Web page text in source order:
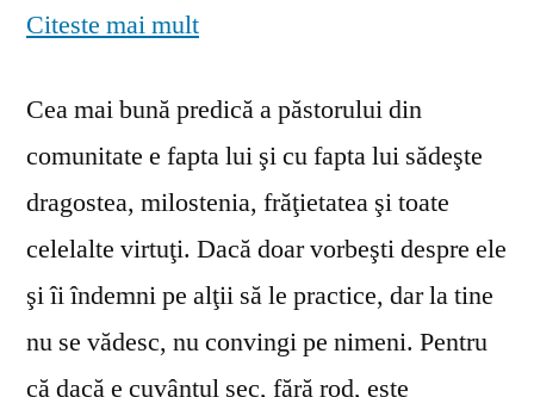
Citeste mai mult
Cea mai bună predică a păstorului din
comunitate e fapta lui şi cu fapta lui sădeşte
dragostea, milostenia, frăţietatea şi toate
celelalte virtuţi. Dacă doar vorbeşti despre ele
şi îi îndemni pe alţii să le practice, dar la tine
nu se vă­desc, nu convingi pe nimeni. Pentru
că dacă e cuvântul sec, fără rod, este